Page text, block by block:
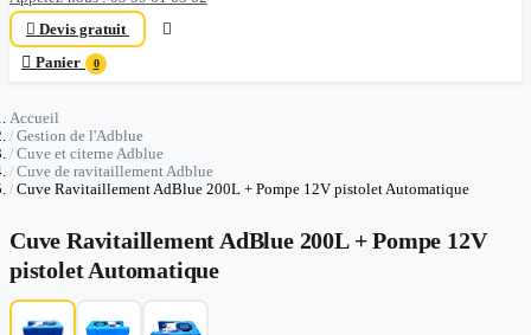
 Devis gratuit

 Panier 0
Accueil
Gestion de l'Adblue
Cuve et citerne Adblue
Cuve de ravitaillement Adblue
Cuve Ravitaillement AdBlue 200L + Pompe 12V pistolet Automatique
Cuve Ravitaillement AdBlue 200L + Pompe 12V
pistolet Automatique